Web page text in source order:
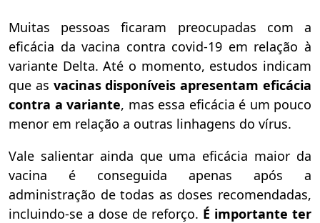
Muitas pessoas ficaram preocupadas com a
eficácia da vacina contra covid-19 em relação à
variante Delta. Até o momento, estudos indicam
que as vacinas disponíveis apresentam eficácia
contra a variante, mas essa eficácia é um pouco
menor em relação a outras linhagens do vírus.
Vale salientar ainda que uma eficácia maior da
vacina é conseguida apenas após a
administração de todas as doses recomendadas,
incluindo-se a dose de reforço. É importante ter